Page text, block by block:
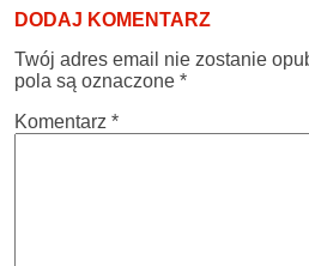
DODAJ KOMENTARZ
Twój adres email nie zostanie
pola są oznaczone *
Komentarz *